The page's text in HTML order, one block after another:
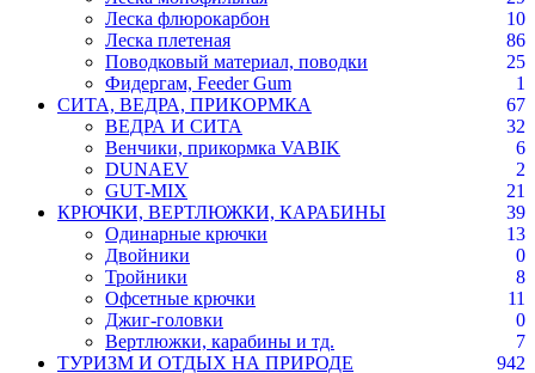
Леска флюрокарбон
10
Леска плетеная
86
Поводковый материал, поводки
25
Фидергам, Feeder Gum
1
СИТА, ВЕДРА, ПРИКОРМКА
67
ВЕДРА И СИТА
32
Венчики, прикормка VABIK
6
DUNAEV
2
GUT-MIX
21
КРЮЧКИ, ВЕРТЛЮЖКИ, КАРАБИНЫ
39
Одинарные крючки
13
Двойники
0
Тройники
8
Офсетные крючки
11
Джиг-головки
0
Вертлюжки, карабины и тд.
7
ТУРИЗМ И ОТДЫХ НА ПРИРОДЕ
942